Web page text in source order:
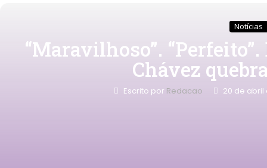
Notícias
“Maravilhoso”.
Chávez
Escrito por Redacao 20 de abril